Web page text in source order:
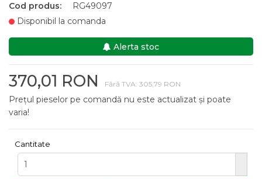
Cod produs:
RG49097
Disponibil la comanda
Alerta stoc
370,01 RON Fără TVA: 305,79 RON
Prețul pieselor pe comandă nu este actualizat și poate
varia!
Cantitate